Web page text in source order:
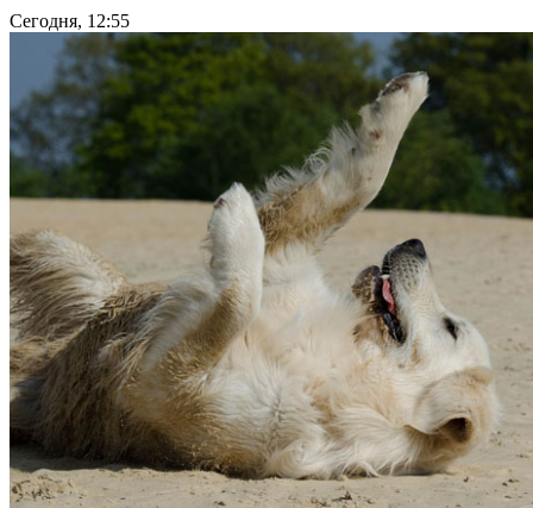
Сегодня, 12:55